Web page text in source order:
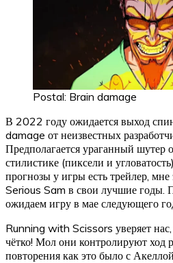
Postal: Brain damage
В 2022 году ожидается выход
damage от неизвестных
Предполагается ураганный шутер
стилистике (пиксели и
прогнозы у игры есть трейлер,
Serious Sam в свои лучшие годы.
ожидаем игру в мае следующего
Running with Scissors уверяет нас,
чётко! Мол они контролируют ход
повторения как это было с